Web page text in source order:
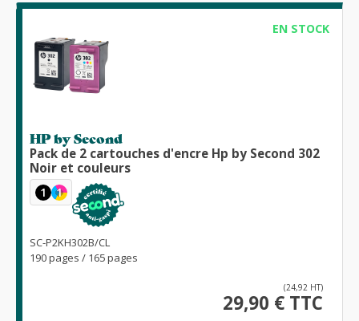
EN STOCK
HP by Second
Pack de 2 cartouches d'encre Hp by Second 302
Noir et couleurs
1 1
SC-P2KH302B/CL
190 pages / 165 pages
(24,92 HT)
29,90 € TTC